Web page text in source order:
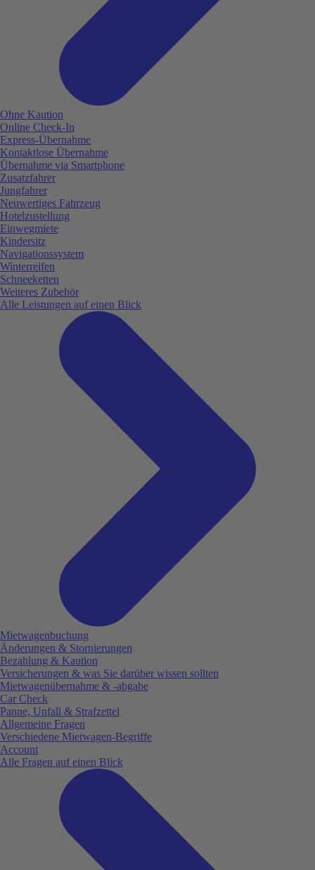
Ohne Kaution
Online Check-In
Express-Übernahme
Kontaktlose Übernahme
Übernahme via Smartphone
Zusatzfahrer
Jungfahrer
Neuwertiges Fahrzeug
Hotelzustellung
Einwegmiete
Kindersitz
Navigationssystem
Winterreifen
Schneeketten
Weiteres Zubehör
Alle Leistungen auf einen Blick
Mietwagenbuchung
Änderungen & Stornierungen
Bezahlung & Kaution
Versicherungen & was Sie darüber wissen sollten
Mietwagenübernahme & -abgabe
Car Check
Panne, Unfall & Strafzettel
Allgemeine Fragen
Verschiedene Mietwagen-Begriffe
Account
Alle Fragen auf einen Blick